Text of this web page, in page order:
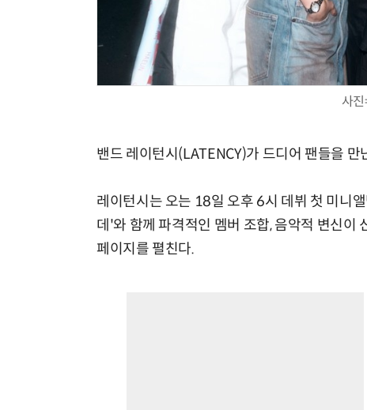
사
밴드 레이턴시(LATENCY)가 드디어 팬들을 만
레이턴시는 오는 18일 오후 6시 데뷔 첫 미니
데'와 함께 파격적인 멤버 조합, 음악적 변신이
페이지를 펼친다.